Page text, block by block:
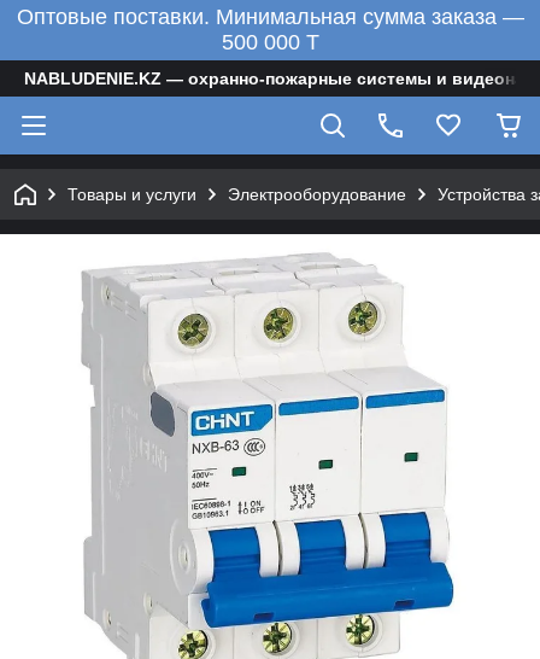
Оптовые поставки. Минимальная сумма заказа —
500 000 T
NABLUDENIE.KZ — охранно-пожарные системы и
Товары и услуги Электрооборудование Устройства